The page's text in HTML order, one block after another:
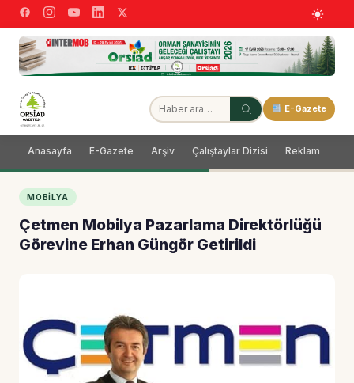
E-Gazete
Anasayfa E-Gazete Arşiv Çalıştaylar Dizisi Reklam
MOBILYA
Çetmen Mobilya Pazarlama Direktörlüğü
Görevine Erhan Güngör Getirildi